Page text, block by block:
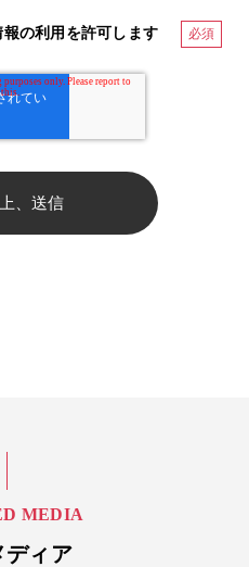
報の利用を許可します
MEDIA
ディア